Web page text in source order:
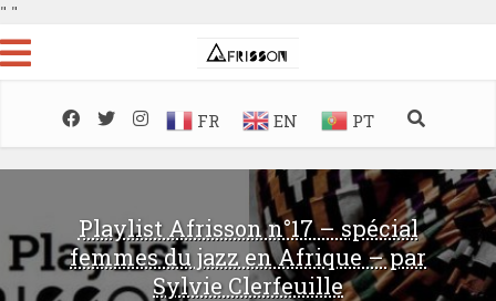
" "
FR EN PT
Playlist Afrisson n°17 – spécial
femmes du jazz en Afrique – par
Sylvie Clerfeuille